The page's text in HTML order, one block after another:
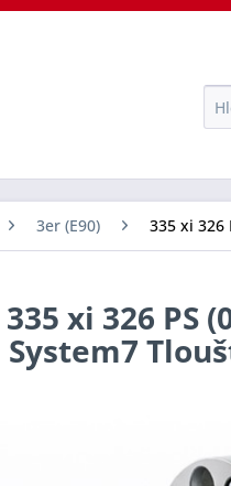
3er (E90) 335 xi 326
335 xi 326
System7